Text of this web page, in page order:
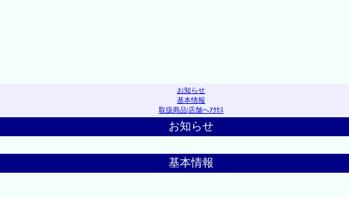
お知らせ
基本情報
取扱商品|店舗へｱｸｾｽ
お知らせ
基本情報